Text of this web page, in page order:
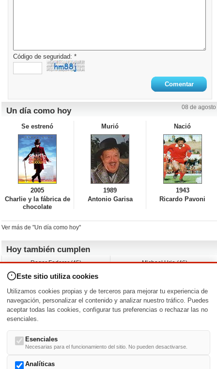
Código de seguridad: *
Un día como hoy 08 de agosto
Se estrenó
2005
Charlie y la fábrica de
chocolate
Murió
1989
Antonio Garisa
Nació
1943
Ricardo Pavoni
Ver más de "Un día como hoy"
Hoy también cumplen
Roger Federer (45)
Dustin Hoffman (89)
Martin Brest (75)
Adam Roarke (89)
Michael Urie (46)
Jimmy Jean-Louis (58)
Ken Baumann (37)
Nacimientos y estrenos en la fecha
DD/MM /
Este sitio utiliza cookies
Utilizamos cookies propias y de terceros para mejorar tu experiencia de
navegación, personalizar el contenido y analizar nuestro tráfico. Puedes
aceptar todas las cookies, configurar tus preferencias o rechazar las no
esenciales.
Esenciales
Necesarias para el funcionamiento del sitio. No pueden desactivarse.
Analíticas